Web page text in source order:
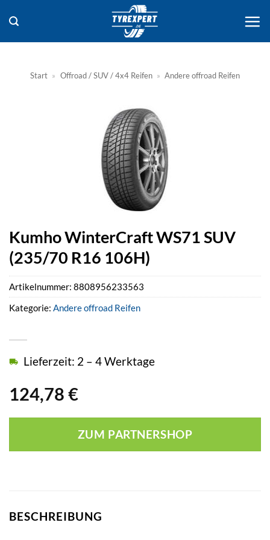
Inhalt
springen
Start » Offroad / SUV / 4x4 Reifen » Andere offroad Reifen
Kumho WinterCraft WS71 SUV
(235/70 R16 106H)
124,78 €
Lieferzeit: 2 – 4 Werktage
ZUM PARTNERSHOP
Artikelnummer: 8808956233563
Kategorie: Andere offroad Reifen
BESCHREIBUNG